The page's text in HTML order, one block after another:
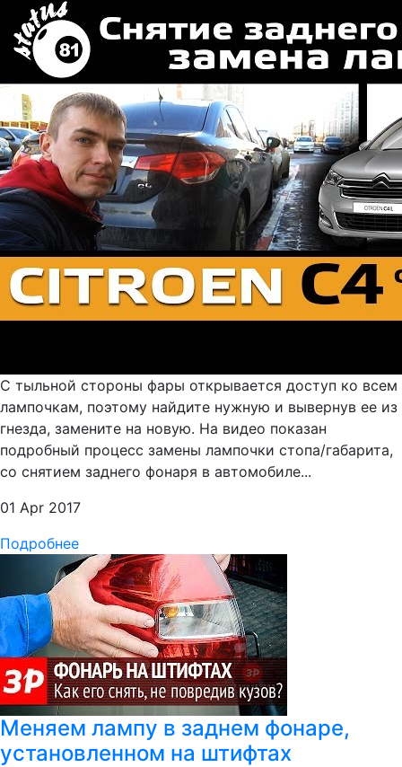
С тыльной стороны фары открывается доступ ко всем
лампочкам, поэтому найдите нужную и вывернув ее из
гнезда, замените на новую. На видео показан
подробный процесс замены лампочки стопа/габарита,
со снятием заднего фонаря в автомобиле...
01 Apr 2017
Подробнее
Меняем лампу в заднем фонаре,
установленном на штифтах